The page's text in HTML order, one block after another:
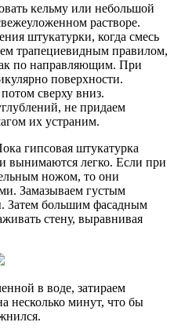
кельму или небольшой
растворе.
штукатурки, когда смесь
трапециевидным правилом,
по направляющим. При
поверхности.
сверху вниз.
не придаем
их устраним.
гипсовая штукатурка
вынимаются легко. Если при
ножом, то они
Замазываем густым
Затем большим фасадным
стену, выравнивая
в воде, затираем
несколько минут, что бы